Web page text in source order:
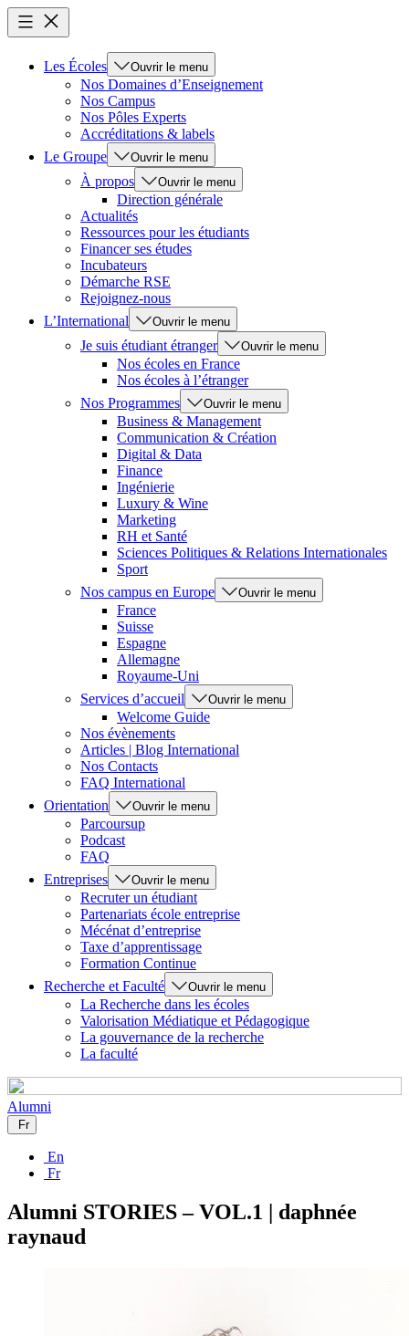
Les Écoles Ouvrir le menu
Nos Domaines d’Enseignement
Nos Campus
Nos Pôles Experts
Accréditations & labels
Le Groupe
Ouvrir le menu
À propos Ouvrir le menu
Direction générale
Actualités
Ressources pour les étudiants
Financer ses études
Incubateurs
Démarche RSE
Rejoignez-nous
L’International
Ouvrir le menu
Je suis étudiant étranger Ouvrir le menu
Nos écoles en France
Nos écoles à l’étranger
Nos Programmes
Ouvrir le menu
Business & Management
Communication & Création
Digital & Data
Finance
Ingénierie
Luxury & Wine
Marketing
RH et Santé
Sciences Politiques & Relations Internationales
Sport
Nos campus en Europe
Ouvrir le menu
France
Suisse
Espagne
Allemagne
Royaume-Uni
Services d’accueil
Ouvrir le menu
Welcome Guide
Nos évènements
Articles | Blog International
Nos Contacts
FAQ International
Orientation
Ouvrir le menu
Parcoursup
Podcast
FAQ
Entreprises
Ouvrir le menu
Recruter un étudiant
Partenariats école entreprise
Mécénat d’entreprise
Taxe d’apprentissage
Formation Continue
Recherche et Faculté
Ouvrir le menu
La Recherche dans les écoles
Valorisation Médiatique et Pédagogique
La gouvernance de la recherche
La faculté
Alumni
Fr
En
Fr
Alumni STORIES – VOL.1 | daphnée
raynaud